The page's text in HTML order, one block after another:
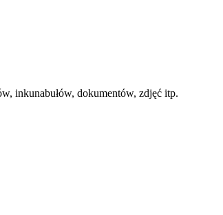
inkunabułów, dokumentów, zdjęć itp.